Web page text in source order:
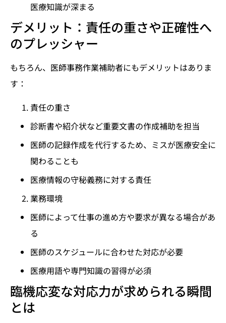
医療知識が深まる
デメリット：責任の重さや正確性へ
のプレッシャー
もちろん、医師事務作業補助者にもデメリットはありま
す：
責任の重さ
診断書や紹介状など重要文書の作成補助を担当
医師の記録作成を代行するため、ミスが医療安全に
関わることも
医療情報の守秘義務に対する責任
業務環境
医師によって仕事の進め方や要求が異なる場合があ
る
医師のスケジュールに合わせた対応が必要
医療用語や専門知識の習得が必須
臨機応変な対応力が求められる瞬間
とは